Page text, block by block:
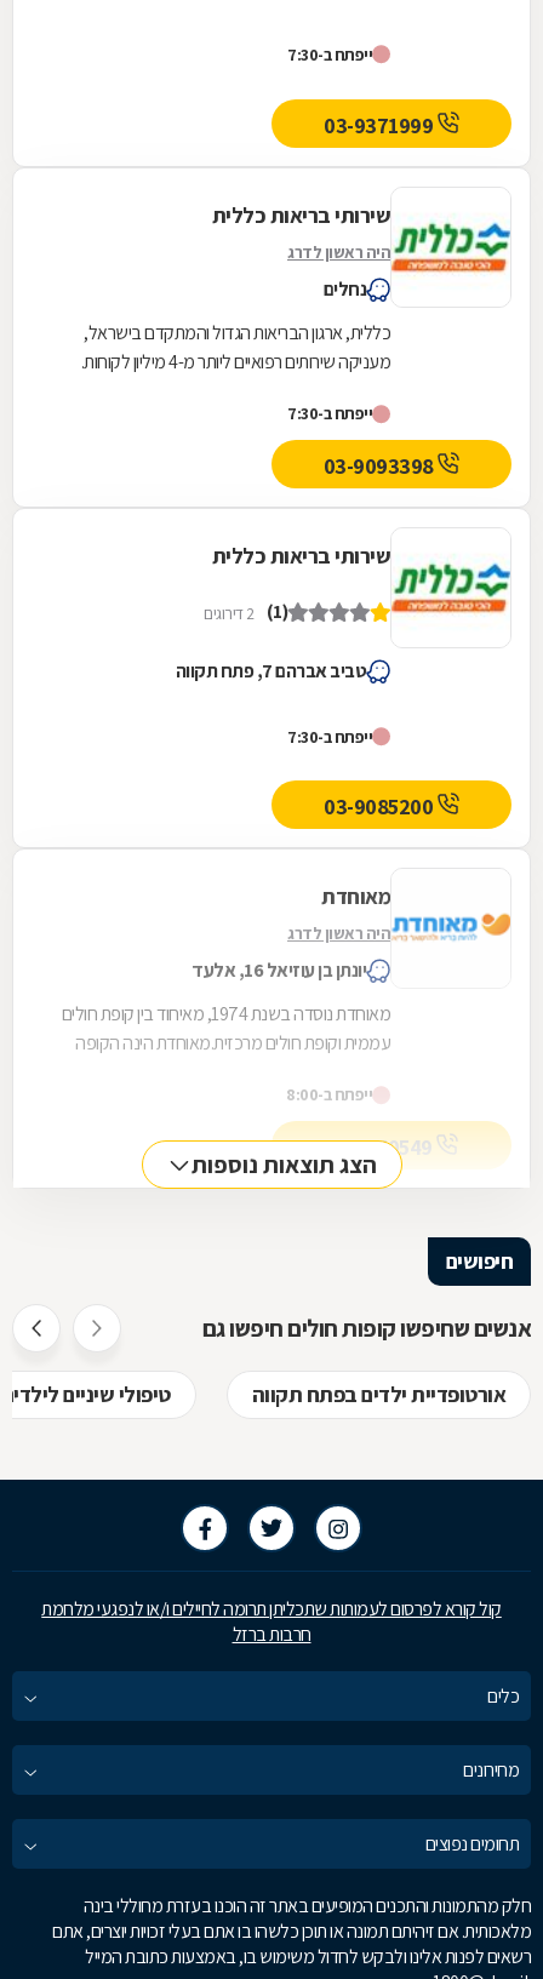
ייפתח ב-7:30
שירותי בריאות כללית
היה ראשון לדרג
נחלים
כללית, ארגון הבריאות הגדול והמתקדם בישראל,
מעניקה שירותים רפואיים ליותר מ-4 מיליון לקוחות.
היווסדה -...
ייפתח ב-7:30
03-9093398
שירותי בריאות כללית
(1) 2 דירוגים
טביב אברהם 7, פתח תקווה
ייפתח ב-7:30
מאוחדת
היה ראשון לדרג
יונתן בן עוזיאל 16, אלעד
מאוחדת נוסדה בשנת 1974, מאיחוד בין קופת חולים
עממית וקופת חולים מרכזית.מאוחדת הינה הקופה
מעגל...
ייפתח ב-8:00
הצג תוצאות נוספות
חיפושים
אנשים שחיפשו קופות חולים חיפשו גם
אורטופדיית ילדים בפתח תקווה טיפולי שיניים
קול קורא לפרסום לעמותות שתכליתן תרומה לחיילים ו/או לנפגעי מלחמת
חרבות ברזל
כלים
מחירונים
תחומים נפוצים
חלק מהתמונות והתכנים המופיעים באתר זה הוכנו בעזרת מחוללי בינה
מלאכותית. אם זיהיתם תמונה או תוכן כלשהו בו אתם בעלי זכויות יוצרים, אתם
רשאים לפנות אלינו ולבקש לחדול משימוש בו, באמצעות כתובת המייל